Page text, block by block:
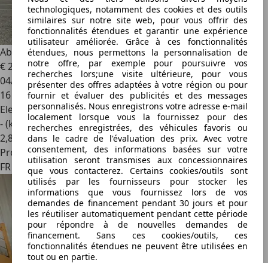
Abarth 500SERIE 0 e 155 ch Pack
€ 20 990
04/2024
16 500 km
Electrique
- (kWh/100 km)
2,8
Professionnel
FR 73190
technologiques, notamment des cookies et des outils
similaires sur notre site web, pour vous offrir des
fonctionnalités étendues et garantir une expérience
utilisateur améliorée. Grâce à ces fonctionnalités
étendues, nous permettons la personnalisation de
notre offre, par exemple pour poursuivre vos
recherches lors;une visite ultérieure, pour vous
présenter des offres adaptées à votre région ou pour
fournir et évaluer des publicités et des messages
personnalisés. Nous enregistrons votre adresse e-mail
localement lorsque vous la fournissez pour des
recherches enregistrées, des véhicules favoris ou
dans le cadre de l'évaluation des prix. Avec votre
consentement, des informations basées sur votre
utilisation seront transmises aux concessionnaires
que vous contacterez. Certains cookies/outils sont
utilisés par les fournisseurs pour stocker les
informations que vous fournissez lors de vos
demandes de financement pendant 30 jours et pour
les réutiliser automatiquement pendant cette période
pour répondre à de nouvelles demandes de
financement. Sans ces cookies/outils, ces
fonctionnalités étendues ne peuvent être utilisées en
tout ou en partie.